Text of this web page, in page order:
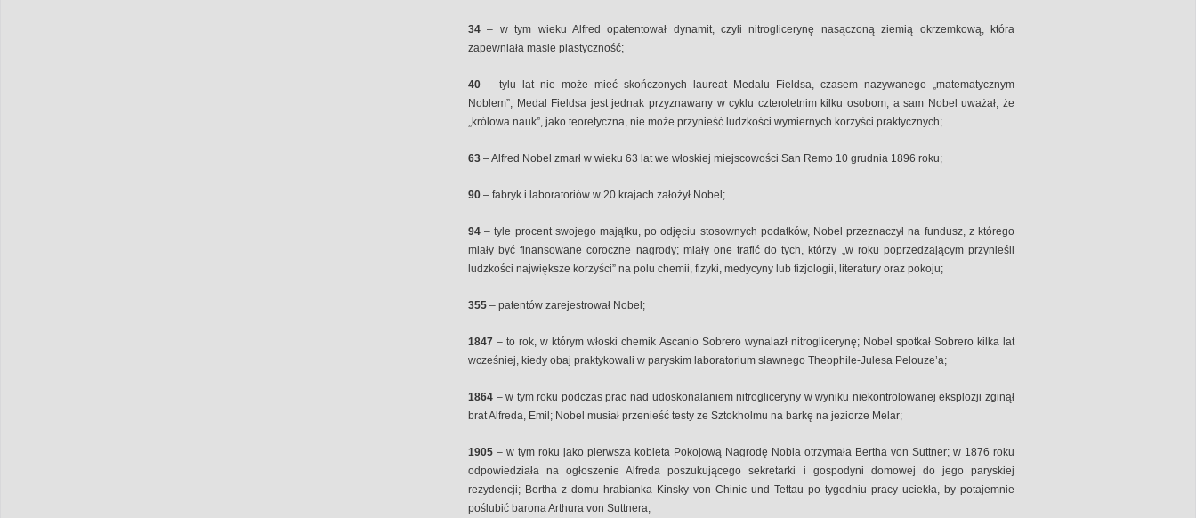
34 – w tym wieku Alfred opatentował dynamit, czyli nitroglicerynę nasączoną ziemią okrzemkową, która
zapewniała masie plastyczność;
40 – tylu lat nie może mieć skończonych laureat Medalu Fieldsa, czasem nazywanego „matematycznym
Noblem”; Medal Fieldsa jest jednak przyznawany w cyklu czteroletnim kilku osobom, a sam Nobel uważał, że
„królowa nauk”, jako teoretyczna, nie może przynieść ludzkości wymiernych korzyści praktycznych;
63 – Alfred Nobel zmarł w wieku 63 lat we włoskiej miejscowości San Remo 10 grudnia 1896 roku;
90 – fabryk i laboratoriów w 20 krajach założył Nobel;
94 – tyle procent swojego majątku, po odjęciu stosownych podatków, Nobel przeznaczył na fundusz, z którego
miały być finansowane coroczne nagrody; miały one trafić do tych, którzy „w roku poprzedzającym przynieśli
ludzkości największe korzyści” na polu chemii, fizyki, medycyny lub fizjologii, literatury oraz pokoju;
355 – patentów zarejestrował Nobel;
1847 – to rok, w którym włoski chemik Ascanio Sobrero wynalazł nitroglicerynę; Nobel spotkał Sobrero kilka lat
wcześniej, kiedy obaj praktykowali w paryskim laboratorium sławnego Theophile-Julesa Pelouze’a;
1864 – w tym roku podczas prac nad udoskonalaniem nitrogliceryny w wyniku niekontrolowanej eksplozji zginął
brat Alfreda, Emil; Nobel musiał przenieść testy ze Sztokholmu na barkę na jeziorze Melar;
1905 – w tym roku jako pierwsza kobieta Pokojową Nagrodę Nobla otrzymała Bertha von Suttner; w 1876 roku
odpowiedziała na ogłoszenie Alfreda poszukującego sekretarki i gospodyni domowej do jego paryskiej
rezydencji; Bertha z domu hrabianka Kinsky von Chinic und Tettau po tygodniu pracy uciekła, by potajemnie
poślubić barona Arthura von Suttnera;